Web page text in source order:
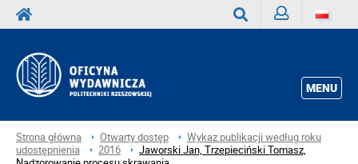
MENU
Strona główna Otwarty dostęp
Wykaz publikacji według roku
udostępnienia
2016
Jaworski Jan, Trzepieciński Tomasz,